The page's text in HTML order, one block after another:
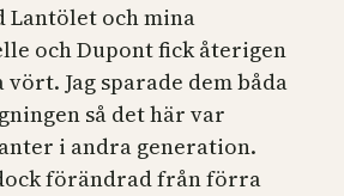
Lantölet och mina
och Dupont fick återigen
vört. Jag sparade dem båda
så det här var
i andra generation.
förändrad från förra